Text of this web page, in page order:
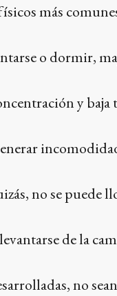
más
o dormir,
y
no se puede
de la
no